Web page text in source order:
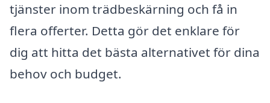
tjänster inom trädbeskärning och få in
flera offerter. Detta gör det enklare för
dig att hitta det bästa alternativet för dina
behov och budget.